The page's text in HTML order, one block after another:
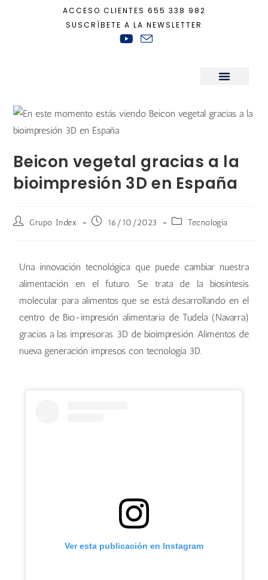
ACCESO CLIENTES 655 338 982
SUSCRÍBETE A LA NEWSLETTER
Beicon vegetal gracias a la
bioimpresión 3D en España
Grupo Index 16/10/2023 Tecnología
Una innovación tecnológica que puede cambiar nuestra
alimentación en el futuro. Se trata de la biosíntesis
molecular para alimentos que se está desarrollando en el
centro de Bio-impresión alimentaria de Tudela (Navarra)
gracias a las impresoras 3D de bioimpresión. Alimentos de
nueva generación impresos con tecnología 3D.
Ver esta publicación en Instagram